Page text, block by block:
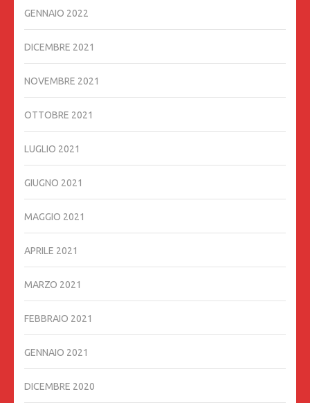
GENNAIO 2022
DICEMBRE 2021
NOVEMBRE 2021
OTTOBRE 2021
LUGLIO 2021
GIUGNO 2021
MAGGIO 2021
APRILE 2021
MARZO 2021
FEBBRAIO 2021
GENNAIO 2021
DICEMBRE 2020